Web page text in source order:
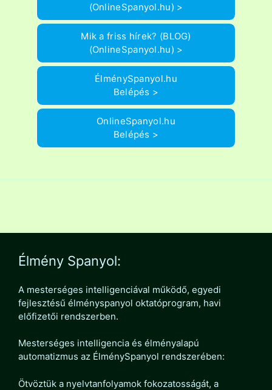
(OnlineSpanyol.hu) >
Mik a friss hírek? (BLOG)
(OnlineSpanyol.hu) >
ÉlménySpanyol.hu
Belépés >
OnlineSpanyol.hu
Belépés >
Élmény Spanyol:
A mesterséges intelligenciával működő, egyedi
fejlesztésű élményspanyol oktatóprogram, havi
előfizetői rendszerben.
Mesterséges intelligencia és élményalapú
automatizmus az ÉlménySpanyol rendszerében:
Ötvöztük a nyelvtanfolyamok fokozatosságát, a